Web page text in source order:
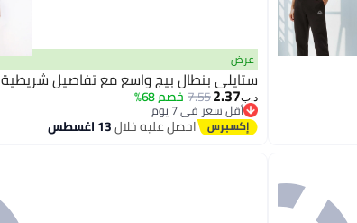
4
عرض
ستايلي بنطال بيج واسع مع تفاصيل شريطية
د.ب‏2.37
7.55خصم 68%
أقل سعر في 7 يوم
أقل سعر في 7 يوماحصل عليه خلال13 اغسطس